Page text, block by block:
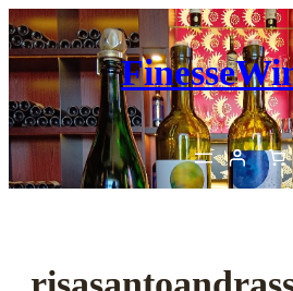
内
容
を
ス
キ
ッ
プ